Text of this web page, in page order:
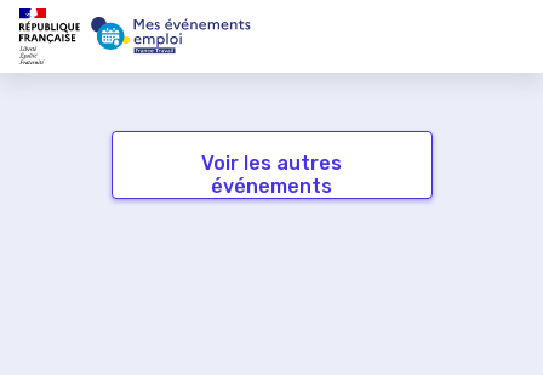
Voir les autres
événements